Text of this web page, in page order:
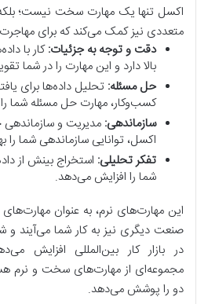
اکسل تنها یک مهارت سخت نیست؛
متعددی نیز کمک می‌کند که برای
دقت و توجه به جزئیات: کار با
بالا دارد و این مهارت را در شما
حل مسئله: تحلیل داده‌ها برای
کسب‌وکار، مهارت حل مسئله شما
سازماندهی: مدیریت و سازماندهی
اکسل، توانایی سازماندهی شما
تفکر تحلیلی: استخراج بینش از
شما را افزایش می‌دهد.
این مهارت‌های نرم، به عنوان
صنعت دیگری نیز به کار شما می‌آیند و
در بازار کار بین‌المللی افزایش
مجموعه‌ای از مهارت‌های سخت و نرم
دو را پوشش می‌دهد.